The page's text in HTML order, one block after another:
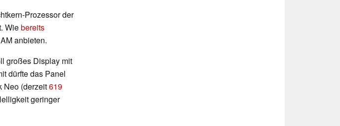
Prozessor der
Wiebereits
anbieten.
großes Display mit
dürfte das Panel
Neo (derzeit619
geringer